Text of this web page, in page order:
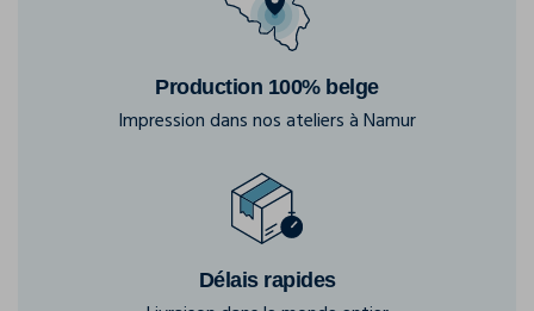
Production 100% belge
Impression dans nos ateliers à Namur
Délais rapides